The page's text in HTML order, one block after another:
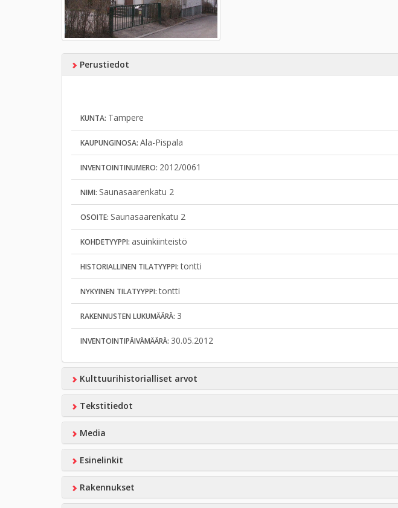
Perustiedot
KUNTA: Tampere
KAUPUNGINOSA: Ala-Pispala
INVENTOINTINUMERO: 2012/0061
NIMI: Saunasaarenkatu 2
OSOITE: Saunasaarenkatu 2
KOHDETYYPPI: asuinkiinteistö
HISTORIALLINEN TILATYYPPI:tontti
NYKYINEN TILATYYPPI:tontti
RAKENNUSTEN LUKUMÄÄRÄ: 3
INVENTOINTIPÄIVÄMÄÄRÄ: 30.05.2012
Kulttuurihistorialliset arvot
Tekstitiedot
Media
Esinelinkit
Rakennukset